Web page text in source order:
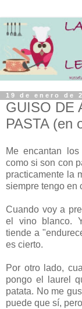
19 de enero de
GUISO DE
PASTA (en
Me encantan
como si son con
practicamente la
siempre tengo en
Cuando voy a
el vino blanco.
tiende a
es cierto.
Por otro lado,
pongo el laurel
patata. No me
puede que sí,